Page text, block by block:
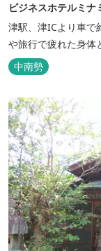
ビジネスホテルミナ
津駅、津ICより車で
や旅行で疲れた身体
中南勢